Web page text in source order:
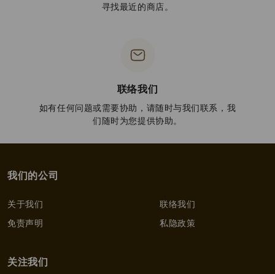
寻找最近的商店。
联络我们
如有任何问题或需要协助，请随时与我们联系，我
们随时为您提供协助。
我们的公司
关于我们
联络我们
免责声明
私隐政策
关注我们